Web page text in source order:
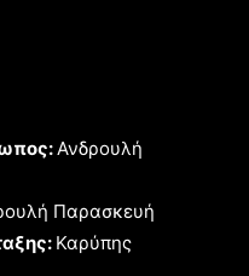
Ανδρουλή
Παρασκευή
Καρύπης